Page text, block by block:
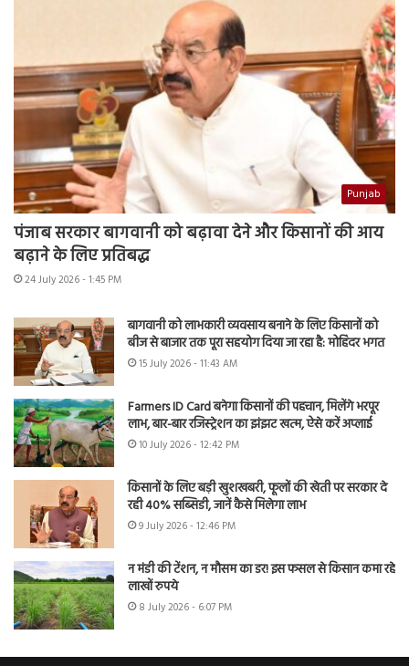
Punjab
पंजाब सरकार बागवानी को बढ़ावा देने और किसानों की आय
बढ़ाने के लिए प्रतिबद्ध
24 July 2026 - 1:45 PM
बागवानी को लाभकारी व्यवसाय बनाने के लिए किसानों को
बीज से बाजार तक पूरा सहयोग दिया जा रहा है: मोहिंदर भगत
15 July 2026 - 11:43 AM
Farmers ID Card बनेगा किसानों की पहचान, मिलेंगे भरपूर
लाभ, बार-बार रजिस्ट्रेशन का झंझट खत्म, ऐसे करें अप्लाई
10 July 2026 - 12:42 PM
किसानों के लिए बड़ी खुशखबरी, फूलों की खेती पर सरकार दे
रही 40% सब्सिडी, जानें कैसे मिलेगा लाभ
9 July 2026 - 12:46 PM
न मंडी की टेंशन, न मौसम का डर! इस फसल से किसान कमा रहे
लाखों रुपये
8 July 2026 - 6:07 PM